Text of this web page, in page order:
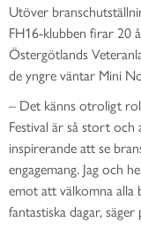
Utöver
FH16-klubben firar 20
Östergötlands
de yngre väntar Mini
– Det känns otroligt
Festival är så stort
inspirerande att se
engagemang. Jag och
emot att välkomna alla
fantastiska dagar,